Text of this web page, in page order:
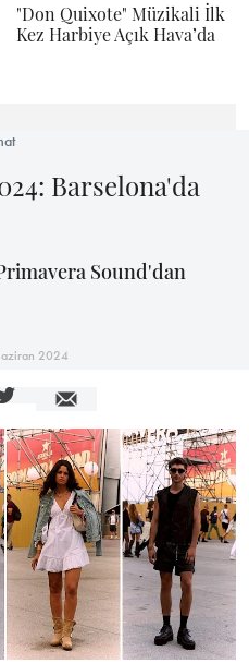
"Don Quixote" Müzikali İlk
Kez Harbiye Açık Hava’da
Barselona'da
Sound'dan
2024